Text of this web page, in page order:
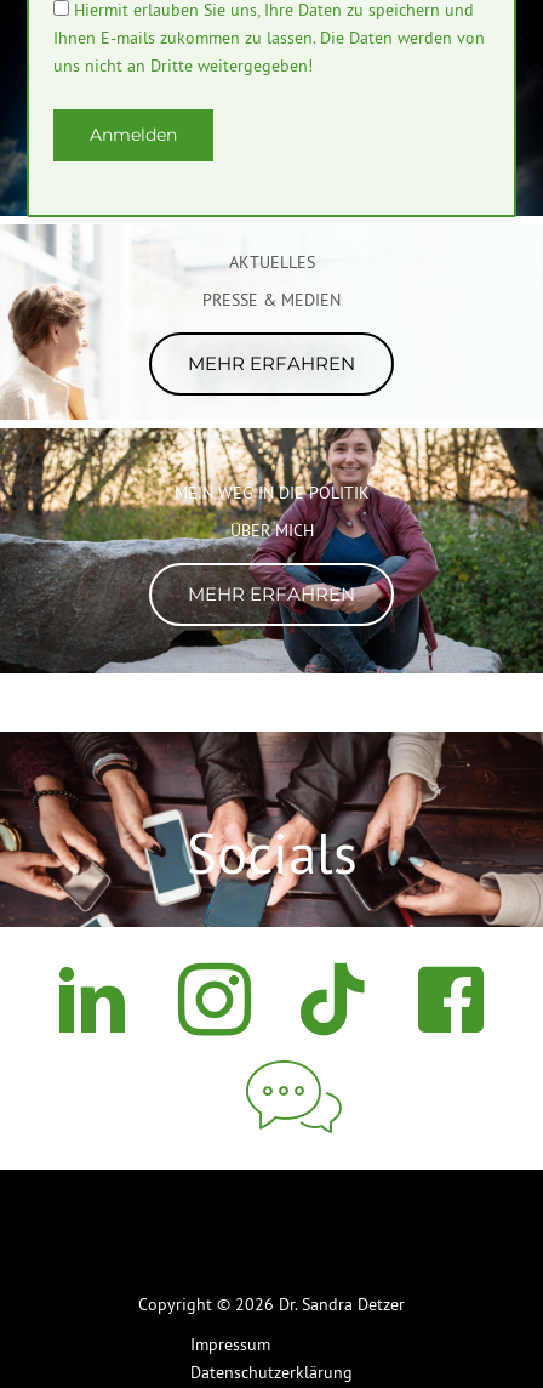
ZUKUNFT DER WIRTSCHAFT
KLIMANEUTRAL WETTBEWERBSFÄHIG
AKTUELLES
PRESSE & MEDIEN
MEHR ERFAHREN
MEIN WEG IN DIE POLITIK
ÜBER MICH
MEHR ERFAHREN
Socials
Copyright © 2026 Dr. Sandra Detzer
Impressum
Datenschutzerklärung
Hiermit erlauben Sie uns, Ihre Daten zu speichern und
Ihnen E-mails zukommen zu lassen. Die Daten werden von
uns nicht an Dritte weitergegeben!